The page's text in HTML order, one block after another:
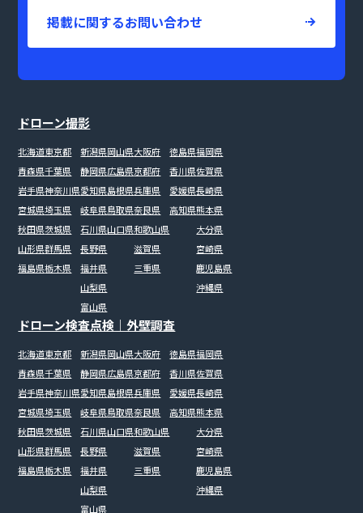
掲載に関するお問い合わせ
ドローン撮影
北海道
青森県
岩手県
宮城県
秋田県
山形県
福島県
東京都
千葉県
神奈川県
埼玉県
茨城県
群馬県
栃木県
新潟県
静岡県
愛知県
岐阜県
石川県
長野県
福井県
山梨県
富山県
岡山県
広島県
島根県
鳥取県
山口県
大阪府
京都府
兵庫県
奈良県
和歌山県
滋賀県
三重県
徳島県
香川県
愛媛県
高知県
福岡県
佐賀県
長崎県
熊本県
大分県
宮崎県
鹿児島県
沖縄県
ドローン検査点検｜外壁調査
北海道
青森県
岩手県
宮城県
秋田県
山形県
福島県
東京都
千葉県
神奈川県
埼玉県
茨城県
群馬県
栃木県
新潟県
静岡県
愛知県
岐阜県
石川県
長野県
福井県
山梨県
富山県
岡山県
広島県
島根県
鳥取県
山口県
大阪府
京都府
兵庫県
奈良県
和歌山県
滋賀県
三重県
徳島県
香川県
愛媛県
高知県
福岡県
佐賀県
長崎県
熊本県
大分県
宮崎県
鹿児島県
沖縄県